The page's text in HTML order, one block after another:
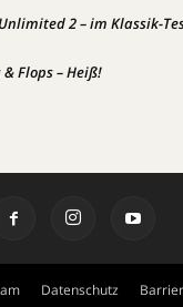
2 – im Klassik-
& Flops – Heiß!
Datenschutz